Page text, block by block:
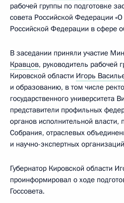
рабочей группы по подготовке
совета Российской Федерации «О
Российской Федерации в сфере
В заседании приняли участие
Кравцов, руководитель рабочей
Кировской области Игорь
и образованию, в том числе
государственного университета
представители профильных
органов исполнительной власти,
Собрания, отраслевых
и научно-экспертных
Губернатор Кировской области
проинформировал о ходе
Госсовета.